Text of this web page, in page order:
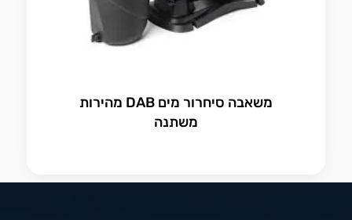
משאבה סיחרור מים DAB מהירות
משתנה